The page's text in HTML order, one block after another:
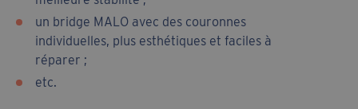
un bridge MALO avec des couronnes
individuelles, plus esthétiques et faciles à
réparer ;
etc.